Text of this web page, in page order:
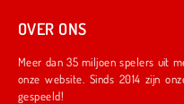
OVER ONS
Meer dan 35 miljoen spelers uit
onze website. Sinds 2014 zijn
gespeeld!